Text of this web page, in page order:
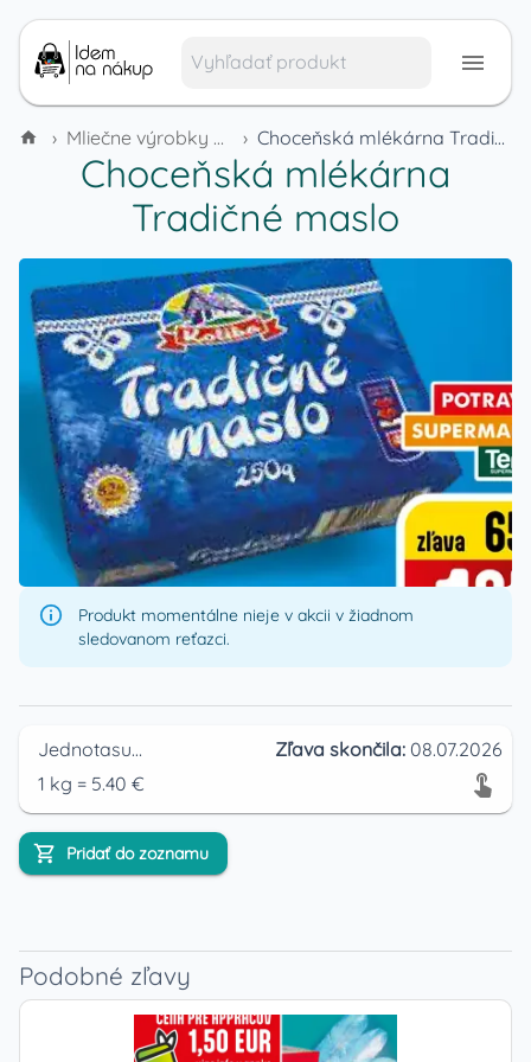
› Mliečne výrobky a vajcia › Choceňská mlékárna Tradičné maslo
Choceňská mlékárna
Tradičné maslo
Produkt momentálne nieje v akcii v žiadnom
sledovanom reťazci.
Jednotasupermarket Zľava skončila: 08.07.2026
1 kg = 5.40 €
Pridať do zoznamu
Podobné zľavy